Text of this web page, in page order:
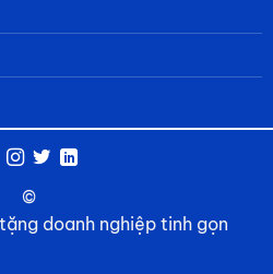
©
doanh nghiệp tinh gọn